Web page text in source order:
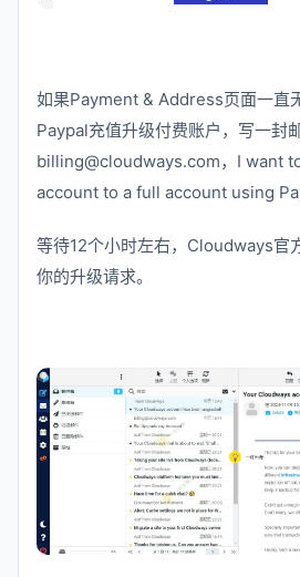
如果Payment & Address页面一直
Paypal充值升级付费账户，写一封
billing@cloudways.com，I want
account to a full account using
等待12个小时左右，Cloudways官
你的升级请求。